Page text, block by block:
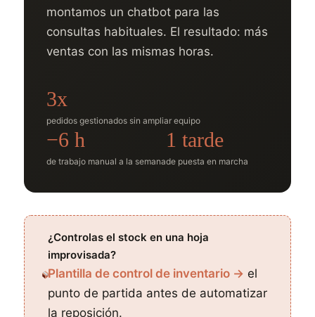
montamos un chatbot para las
consultas habituales. El resultado: más
ventas con las mismas horas.
3x
pedidos gestionados sin ampliar equipo
−6 h
de trabajo manual a la semana
1 tarde
de puesta en marcha
¿Controlas el stock en una hoja
improvisada?
Plantilla de control de inventario → el
punto de partida antes de automatizar
la reposición.